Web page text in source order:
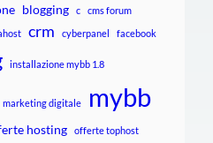
blogging c
cms forum
crm cyberpanel facebook
installazione mybb 1.8
marketing digitale mybb
hosting
offerte tophost